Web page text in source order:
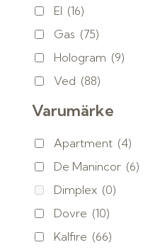
El (16)
Gas (75)
Hologram (9)
Ved (88)
Varumärke
Apartment (4)
De Manincor (6)
Dimplex (0)
Dovre (10)
Kalfire (66)